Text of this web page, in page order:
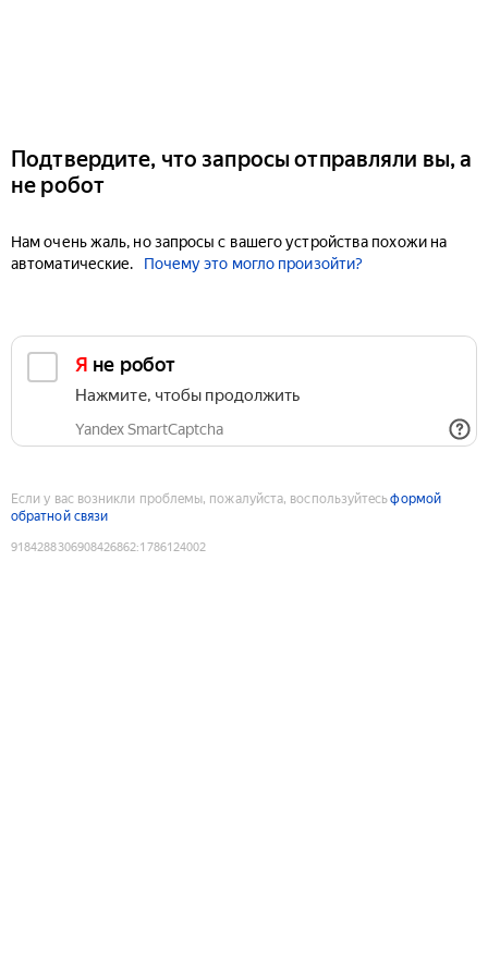
Подтвердите, что запросы отправляли вы, а
не робот
Нам очень жаль, но запросы с вашего устройства похожи на
автоматические.
Почему это могло произойти?
Я не робот
Нажмите, чтобы продолжить
Yandex SmartCaptcha
Если у вас возникли проблемы, пожалуйста, воспользуйтесьформой
обратной связи
9184288306908426862:1786124002